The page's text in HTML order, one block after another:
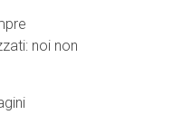
noi non